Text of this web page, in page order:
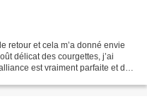
retour et cela m’a donné envie
délicat des courgettes, j’ai
est vraiment parfaite et du